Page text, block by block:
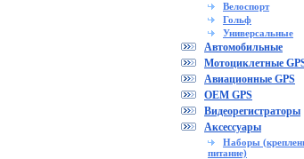
Велоспорт
Гольф
Универсальные
Автомобильные
Мотоциклетные
Авиационные GPS
OEM GPS
Видеорегистраторы
Аксессуары
Наборы
питание)